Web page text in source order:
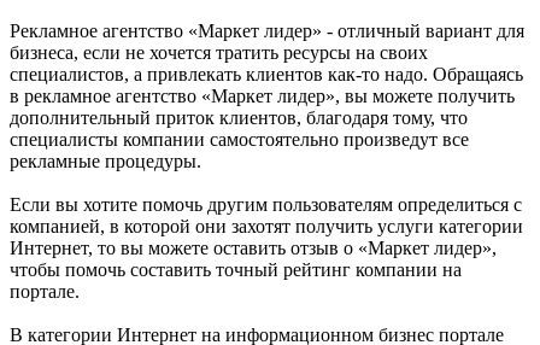
Рекламное агентство «Маркет лидер» - отличный вариант для
бизнеса, если не хочется тратить ресурсы на своих
специалистов, а привлекать клиентов как-то надо. Обращаясь
в рекламное агентство «Маркет лидер», вы можете получить
дополнительный приток клиентов, благодаря тому, что
специалисты компании самостоятельно произведут все
рекламные процедуры.
Если вы хотите помочь другим пользователям определиться с
компанией, в которой они захотят получить услуги категории
Интернет, то вы можете оставить отзыв о «Маркет лидер»,
чтобы помочь составить точный рейтинг компании на
портале.
В категории Интернет на информационном бизнес портале